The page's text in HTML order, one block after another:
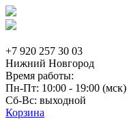
+7 920 257 30 03
Нижний Новгород
Время работы:
Пн-Пт: 10:00 - 19:00 (мск)
Сб-Вс: выходной
Корзина